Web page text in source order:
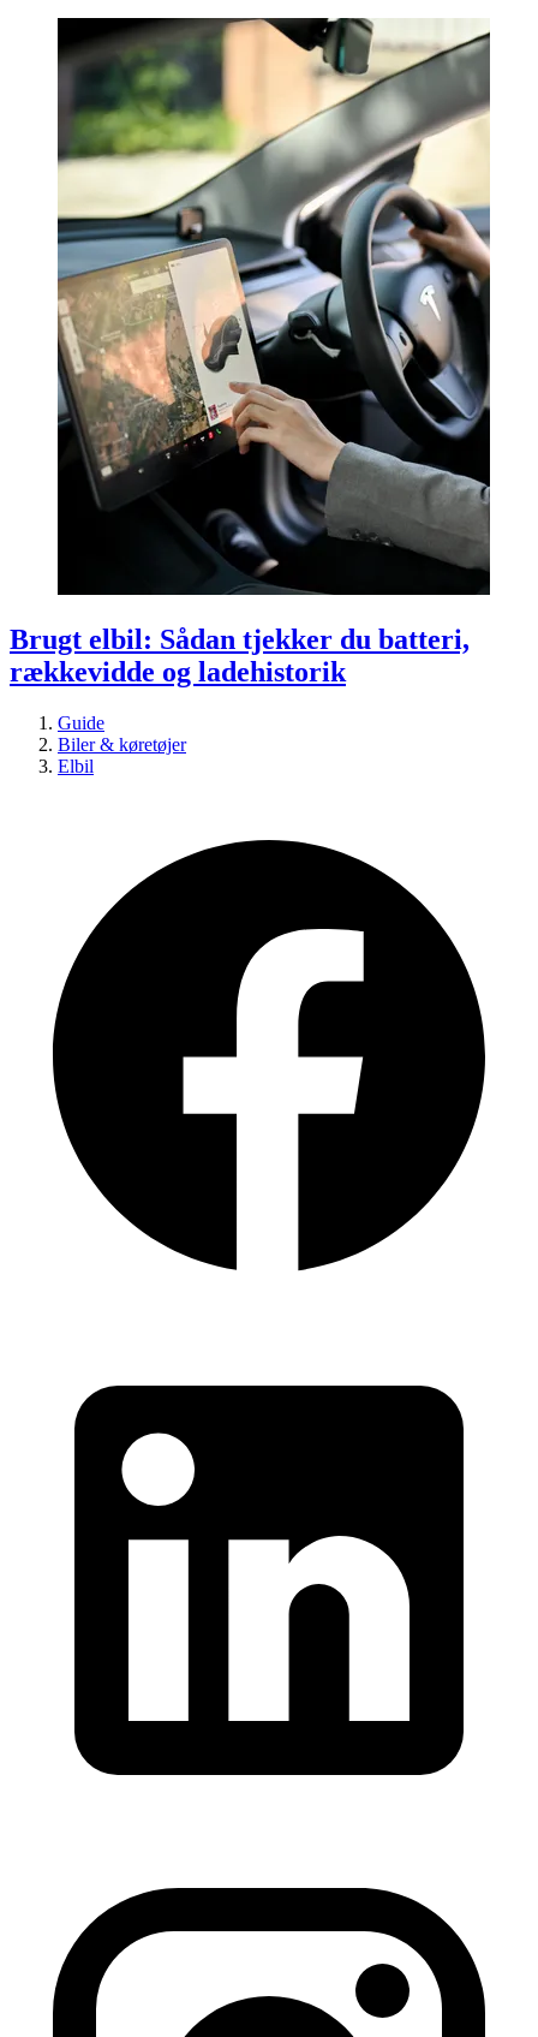
Spar penge på billige overskuds
byggematerialer
Guide
Genbrug
Værktøj & byggematerialer
Brugt elbil: Sådan tjekker du batteri,
rækkevidde og ladehistorik
Guide
Biler & køretøjer
Elbil